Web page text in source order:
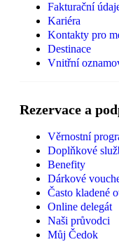
Fakturační
Kariéra
Kontakty pro
Destinace
Vnitřní
Rezervace a
Věrnostní
Doplňkové
Benefity
Dárkové
Často kladené
Online delegát
Naši průvodci
Můj Čedok